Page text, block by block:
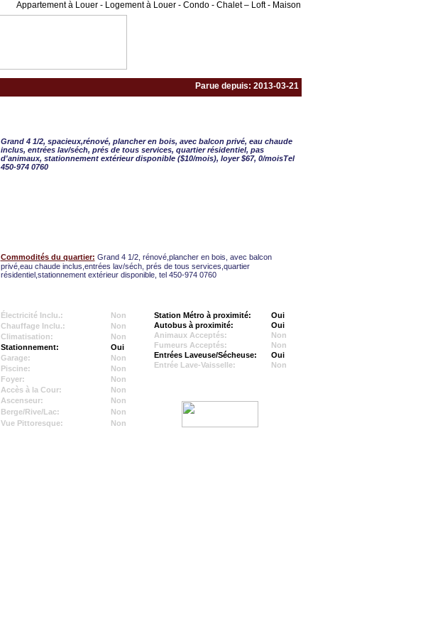
Appartement à Louer - Logement à Louer - Condo - Chalet – Loft - Maison
Parue depuis: 2013-03-21
Grand 4 1/2, spacieux,rénové, plancher en bois, avec balcon privé, eau chaude
inclus, entrées lav/séch, prés de tous services, quartier résidentiel, pas
d'animaux, stationnement extérieur disponible ($10/mois), loyer $67, 0/moisTel
450-974 0760
Commodités du quartier: Grand 4 1/2, rénové,plancher en bois, avec balcon
privé,eau chaude inclus,entrées lav/séch, prés de tous services,quartier
résidentiel,stationnement extérieur disponible, tel 450-974 0760
Électricité Inclu.:
Non
Chauffage Inclu.:
Non
Climatisation:
Non
Stationnement:
Oui
Garage:
Non
Piscine:
Non
Foyer:
Non
Accès à la Cour:
Non
Ascenseur:
Non
Berge/Rive/Lac:
Non
Vue Pittoresque:
Non
Station Métro à proximité:
Oui
Autobus à proximité:
Oui
Animaux Acceptés:
Non
Fumeurs Acceptés:
Non
Entrées Laveuse/Sécheuse:
Oui
Entrée Lave-Vaisselle:
Non